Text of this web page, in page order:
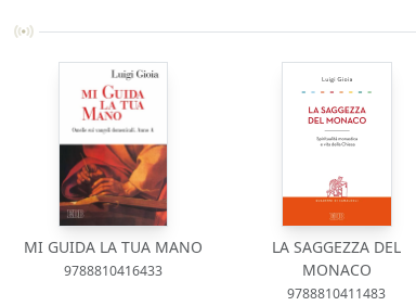
MI GUIDA LA TUA MANO
9788810416433
LA SAGGEZZA DEL
MONACO
9788810411483